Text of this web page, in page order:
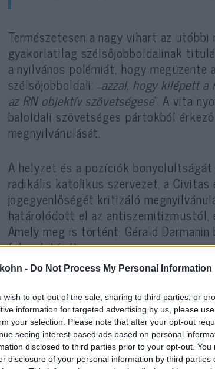
- Do Not Process My Personal Information
wish to opt-out of the sale, sharing to third parties, or
information for targeted advertising by us, please
your selection. Please note that after your opt-out
seeing interest-based ads based on personal
disclosed to third parties prior to your opt-out.
disclosure of your personal information by third parties
Természetesen a nagy vihart az
gyakorlatilag szélsőjobboldalinak
a nyilvános polémiát, hogy
szélsőjobboldali: „azzal, hogy kilépett a
az RN objektív szövetségese”. A vita
baloldali szövetséges pártokból
megnyilvánulását.
A helyzet és a pozíciók
radikális katolikus szervezet, a Civitas
jogegyenlőségét kritizáló
határolódott el az antiszemitizmustól,
Amely meg is történt, Gérald
feloszlatását.
A
alacsonyan